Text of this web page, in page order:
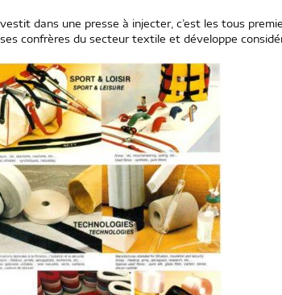
dans une presse à injecter, c’est les tous
confrères du secteur textile et développe